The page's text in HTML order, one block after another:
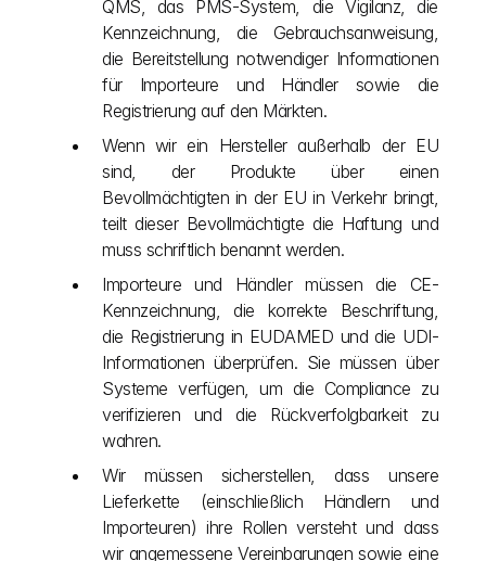
QMS, das PMS-System, die Vigilanz, die
Kennzeichnung, die Gebrauchsanweisung,
die Bereitstellung notwendiger Informationen
für Importeure und Händler sowie die
Registrierung auf den Märkten.
Wenn wir ein Hersteller außerhalb der EU
sind, der Produkte über einen
Bevollmächtigten in der EU in Verkehr bringt,
teilt dieser Bevollmächtigte die Haftung und
muss schriftlich benannt werden.
Importeure und Händler müssen die CE-
Kennzeichnung, die korrekte Beschriftung,
die Registrierung in EUDAMED und die UDI-
Informationen überprüfen. Sie müssen über
Systeme verfügen, um die Compliance zu
verifizieren und die Rückverfolgbarkeit zu
wahren.
Wir müssen sicherstellen, dass unsere
Lieferkette (einschließlich Händlern und
Importeuren) ihre Rollen versteht und dass
wir angemessene Vereinbarungen sowie eine